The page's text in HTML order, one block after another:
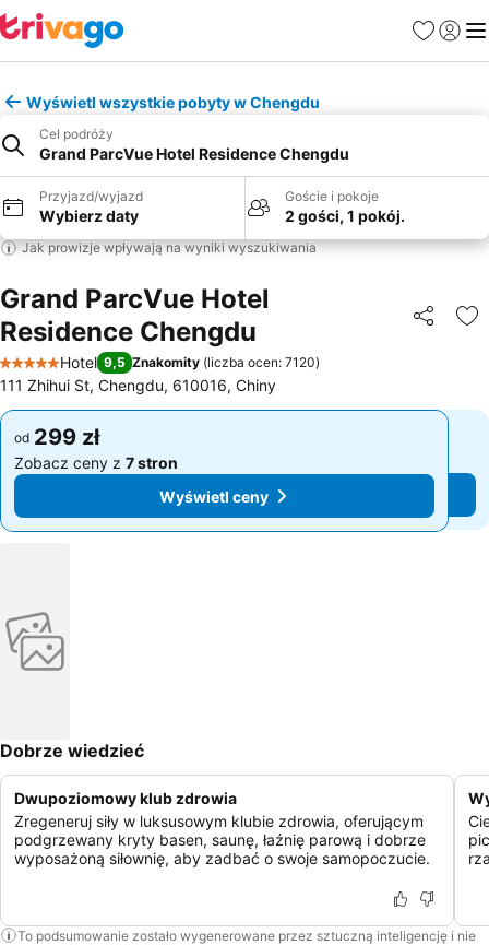
Ulubione
Wyświetl wszystkie pobyty w Chengdu
Cel podróży
Grand ParcVue Hotel Residence Chengdu
Przyjazd/wyjazd
Wybierz daty
Goście i pokoje
2 gości, 1 pokój.
Jak prowizje wpływają na wyniki wyszukiwania
Grand ParcVue Hotel
Residence Chengdu
5 Kategoria
Hotel 9,5 Znakomity (liczba ocen: 7120)
111 Zhihui St, Chengdu, 610016, Chiny
od 299 zł
Zobacz ceny z 7 stron
Wyświetl ceny
od 299 zł
Zobacz ceny z 7 stron
Wyświetl ceny
Dobrze wiedzieć
Dwupoziomowy klub zdrowia
Zregeneruj siły w luksusowym klubie zdrowia, oferującym
podgrzewany kryty basen, saunę, łaźnię parową i dobrze
wyposażoną siłownię, aby zadbać o swoje samopoczucie.
To podsumowanie zostało wygenerowane przez sztuczną inteligencję i nie